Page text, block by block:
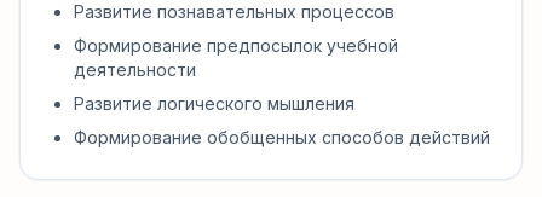
Развитие познавательных процессов
Формирование предпосылок учебной
деятельности
Развитие логического мышления
Формирование обобщенных способов действий